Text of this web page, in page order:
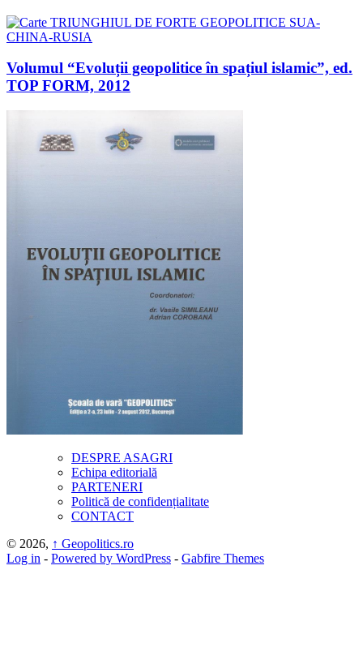
Volumul “Evoluții geopolitice în spațiul islamic”, ed.
TOP FORM, 2012
DESPRE ASAGRI
Echipa editorială
PARTENERI
Politică de confidențialitate
CONTACT
© 2026, ↑ Geopolitics.ro
Log in - Powered by WordPress - Gabfire Themes